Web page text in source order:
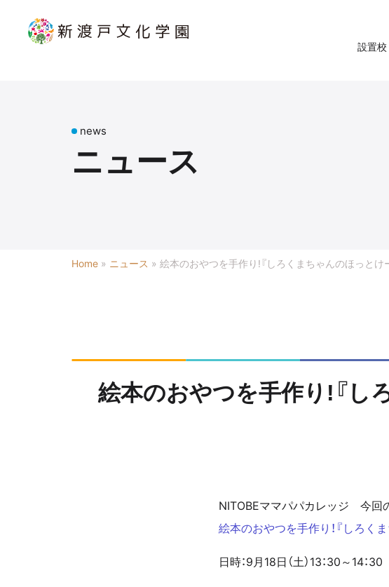
設置校
news
ニュース
Home » ニュース » 絵本のおやつを手作り!『しろくまちゃんのほっとけ
絵本のおやつを手作り!『し
NITOBEママパパカレッジ 今回
絵本のおやつを手作り！『しろく
日時：9月18日（土）13：30～14：30